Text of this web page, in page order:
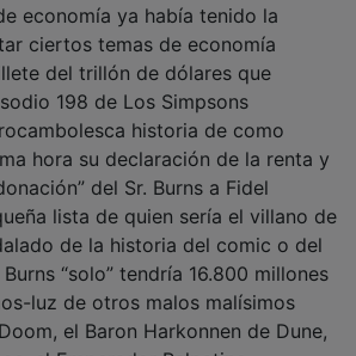
ciertos temas de economía
del trillón de dólares que
198 de Los Simpsons
historia de como
hora su declaración de la renta y
del Sr. Burns a Fidel
lista de quien sería el villano de
de la historia del comic o del
“solo” tendría 16.800 millones
luz de otros malos malísimos
el Baron Harkonnen de Dune,
el Emperador Palpatine,